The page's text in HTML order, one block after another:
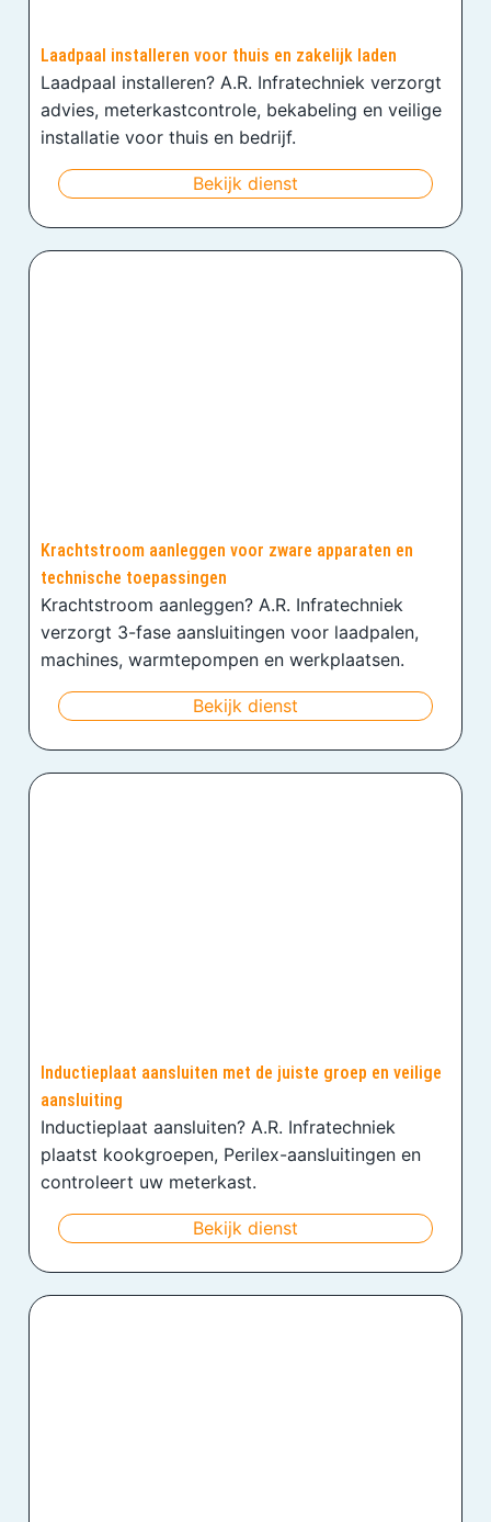
Laadpaal installeren voor thuis en zakelijk laden
Laadpaal installeren? A.R. Infratechniek verzorgt
advies, meterkastcontrole, bekabeling en veilige
installatie voor thuis en bedrijf.
Bekijk dienst
Krachtstroom aanleggen voor zware apparaten en
technische toepassingen
Krachtstroom aanleggen? A.R. Infratechniek
verzorgt 3-fase aansluitingen voor laadpalen,
machines, warmtepompen en werkplaatsen.
Bekijk dienst
Inductieplaat aansluiten met de juiste groep en veilige
aansluiting
Inductieplaat aansluiten? A.R. Infratechniek
plaatst kookgroepen, Perilex-aansluitingen en
controleert uw meterkast.
Bekijk dienst